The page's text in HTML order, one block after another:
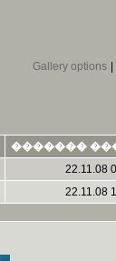
Gallery options
�������
22.11.08
22.11.08